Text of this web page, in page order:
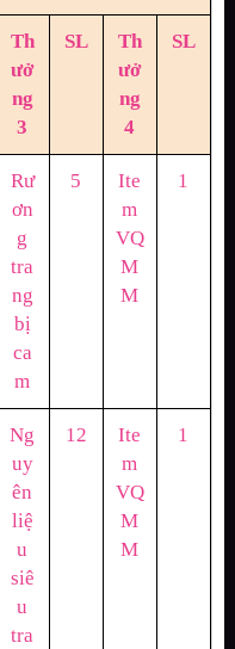
Th
ưở
ng
3
SL
Th
ưở
ng
4
SL
Rư
ơn
g
tra
ng
bị
ca
m
5
Ite
m
VQ
M
M
1
Ng
uy
ên
liệ
u
siê
u
tra
12
Ite
m
VQ
M
M
1